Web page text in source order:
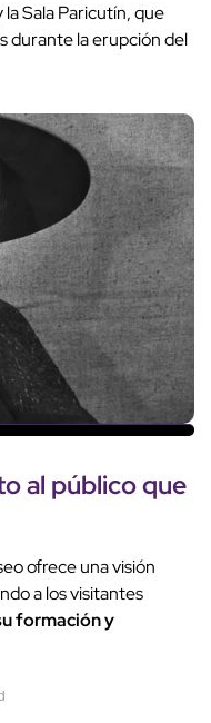
la Sala Paricutín, que
durante la erupción del
al público que
ofrece una visión
a los visitantes
formación y